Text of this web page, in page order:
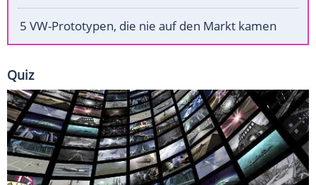
5 VW-Prototypen, die nie auf den Markt kamen
Quiz